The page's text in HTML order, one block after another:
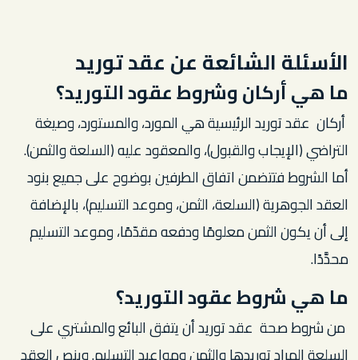
الأسئلة الشائعة عن عقد توريد
ما هي أركان وشروط عقود التوريد؟
أركان عقد توريد الرئيسية هي المورد، والمستورد، وصيغة
التراضي (الإيجاب والقبول)، والمعقود عليه (السلعة والثمن).
أما الشروط فتتضمن اتفاق الطرفين بوضوح على جميع بنود
العقد الجوهرية (السلعة، الثمن، وموعد التسليم)، بالإضافة
إلى أن يكون الثمن معلومًا ودفعه مقدّمًا، وموعد التسليم
محدَّدًا.
ما هي شروط عقود التوريد؟
من شروط صحة عقد توريد أن يتفق البائع والمشتري على